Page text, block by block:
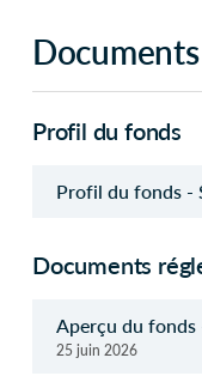
Documents
Profil du fonds
Profil du fonds -
Documents
Aperçu du fonds
25 juin 2026